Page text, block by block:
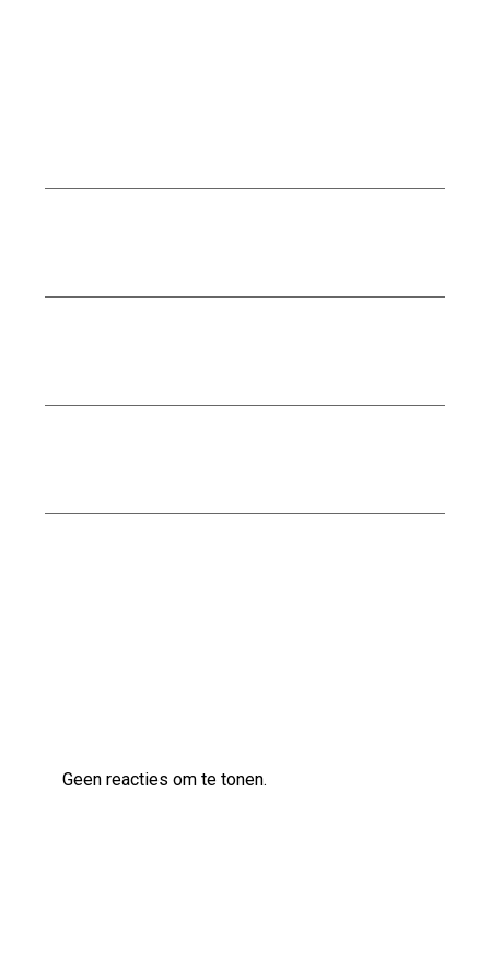
Geen reacties om te tonen.